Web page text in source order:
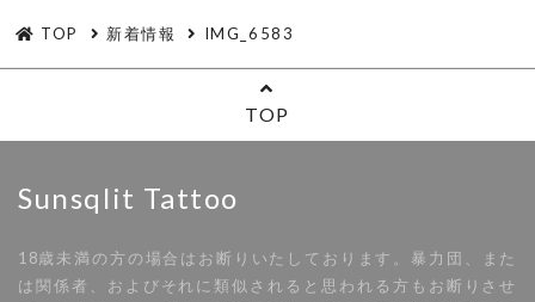
TOP 新着情報 IMG_6583
TOP
Sunsqlit Tattoo
18歳未満の方の場合はお断りいたしております。暴力団、また
は関係者、およびそれに類似されると思われる方もお断りさせ